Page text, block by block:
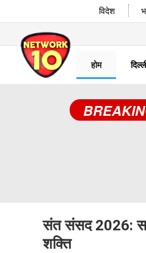
विदेश
होम
संत संसद 2026:
शक्ति